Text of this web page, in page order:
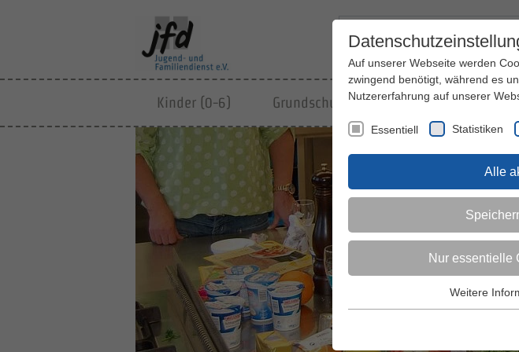
Kinder (0-6) Grundschulkinder Jugendliche
Auf unserer Webseite werden
zwingend benötigt, während es
Nutzererfahrung auf unserer
Essentiell Statistiken
Alle
Nur essentielle
Essentielle Cookies werden
Weitere